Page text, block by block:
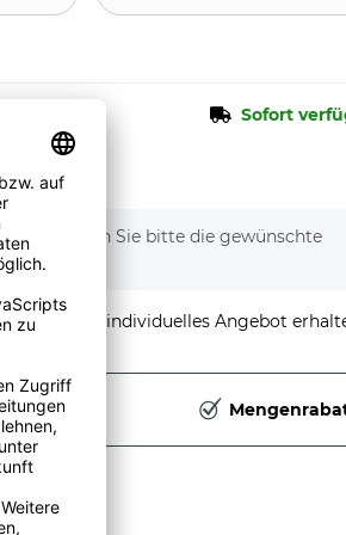
Sofort
Wählen Sie bitte die gewünschte
stellen und individuelles Angebot